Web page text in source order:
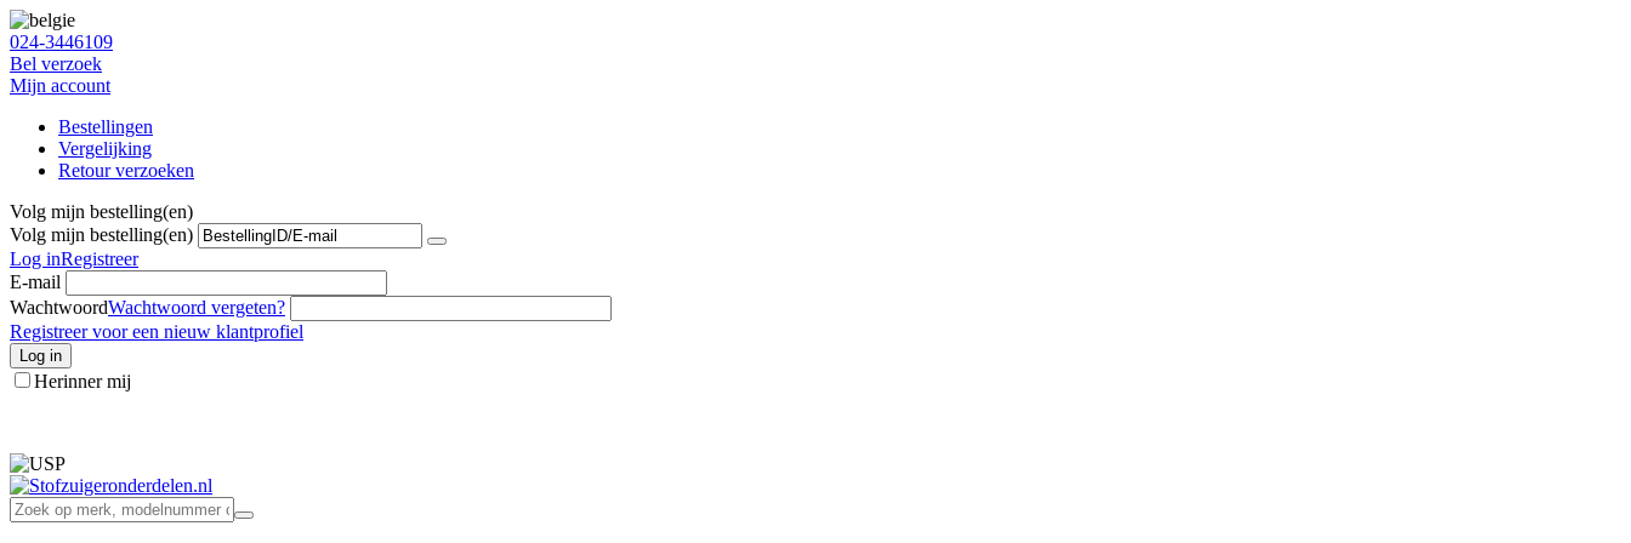
024-3446109
Bel verzoek
Mijn account
Bestellingen
Vergelijking
Retour verzoeken
Volg mijn bestelling(en)
Volg mijn bestelling(en)
Log inRegistreer
E-mail
WachtwoordWachtwoord vergeten?
Registreer voor een nieuw klantprofiel
Log in
Herinner mij